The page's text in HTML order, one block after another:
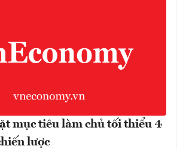
mục tiêu làm chủ tối thiểu 4
lược